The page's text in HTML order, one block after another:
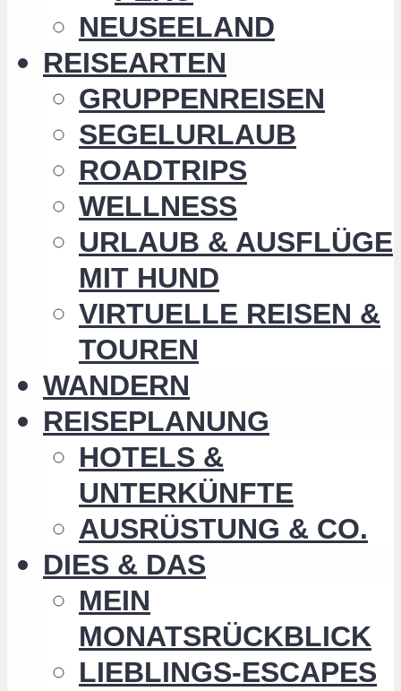
NEUSEELAND
REISEARTEN
GRUPPENREISEN
SEGELURLAUB
ROADTRIPS
WELLNESS
URLAUB & AUSFLÜGE
MIT HUND
VIRTUELLE REISEN &
TOUREN
WANDERN
REISEPLANUNG
HOTELS &
UNTERKÜNFTE
AUSRÜSTUNG & CO.
DIES & DAS
MEIN
MONATSRÜCKBLICK
LIEBLINGS-ESCAPES